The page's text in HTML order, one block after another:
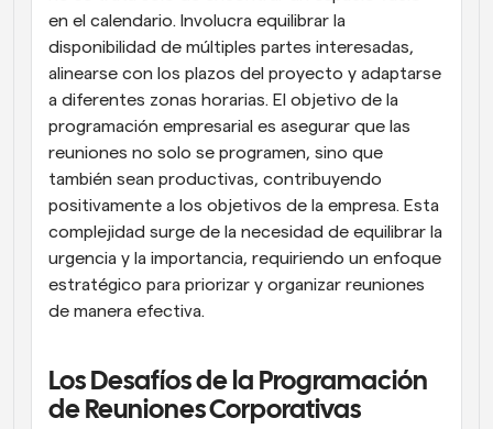
Enlaces de Grupo Dinámico
Reserva reuniones de forma fluida con varias personas
Webhooks
Recibe notificaciones cuando ocurra algo
en el calendario. Involucra equilibrar la
disponibilidad de múltiples partes interesadas,
alinearse con los plazos del proyecto y adaptarse
a diferentes zonas horarias. El objetivo de la
programación empresarial es asegurar que las
reuniones no solo se programen, sino que
también sean productivas, contribuyendo
positivamente a los objetivos de la empresa. Esta
complejidad surge de la necesidad de equilibrar la
urgencia y la importancia, requiriendo un enfoque
estratégico para priorizar y organizar reuniones
de manera efectiva.
Los Desafíos de la Programación
de Reuniones Corporativas